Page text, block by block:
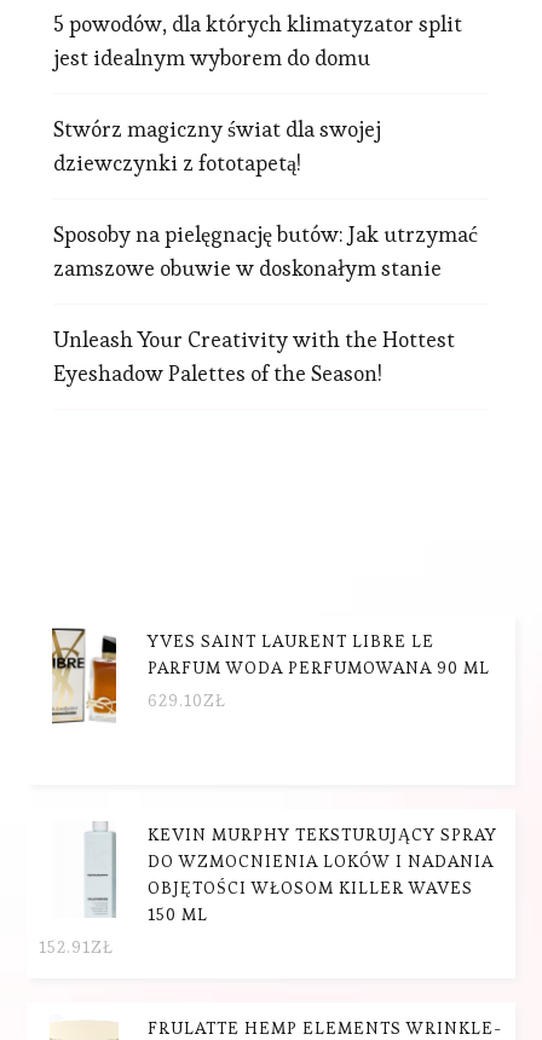
5 powodów, dla których klimatyzator split
jest idealnym wyborem do domu
Stwórz magiczny świat dla swojej
dziewczynki z fototapetą!
Sposoby na pielęgnację butów: Jak utrzymać
zamszowe obuwie w doskonałym stanie
Unleash Your Creativity with the Hottest
Eyeshadow Palettes of the Season!
YVES SAINT LAURENT LIBRE LE
PARFUM WODA PERFUMOWANA 90 ML
629.10ZŁ
KEVIN MURPHY TEKSTURUJĄCY SPRAY
DO WZMOCNIENIA LOKÓW I NADANIA
OBJĘTOŚCI WŁOSOM KILLER WAVES
150 ML
152.91ZŁ
FRULATTE HEMP ELEMENTS WRINKLE-